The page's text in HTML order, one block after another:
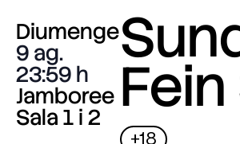
Diumenge
9 ag.
23:59
Jamboree
Sala 1 i 2
+18